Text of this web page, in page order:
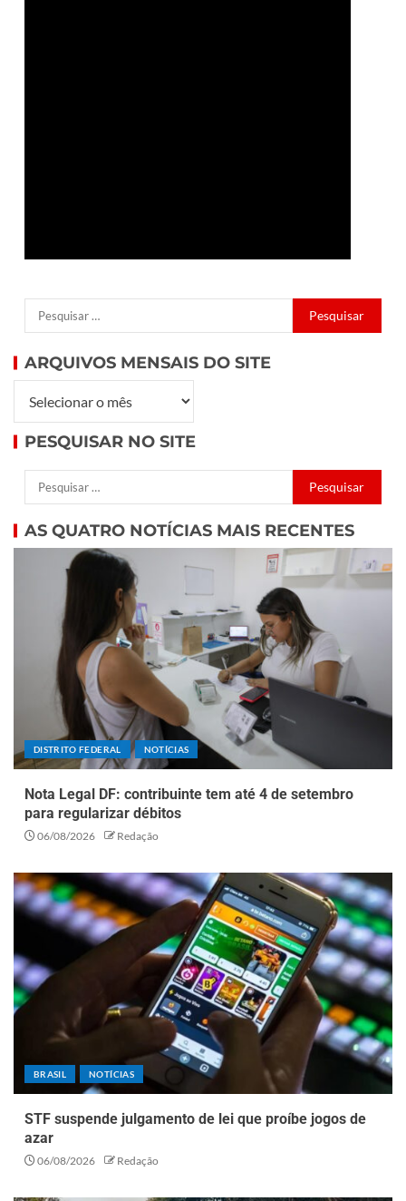
ARQUIVOS MENSAIS DO SITE
PESQUISAR NO SITE
AS QUATRO NOTÍCIAS MAIS RECENTES
DISTRITO FEDERAL NOTÍCIAS
Nota Legal DF: contribuinte tem até 4 de setembro
para regularizar débitos
06/08/2026 Redação
BRASIL NOTÍCIAS
STF suspende julgamento de lei que proíbe jogos de
azar
06/08/2026 Redação